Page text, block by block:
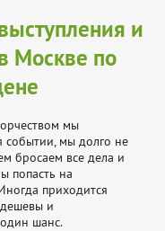
и
Москве по
мы
событии, мы долго не
бросаем все дела и
попасть на
приходится
дешевы и
шанс.